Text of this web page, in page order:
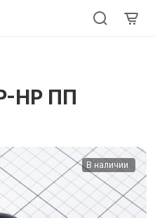
НР ПП
В наличии